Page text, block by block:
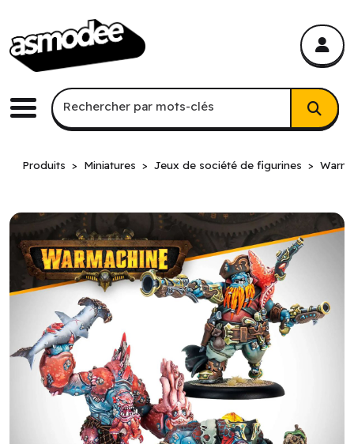
Menu
Recherche par mots-clés
Rechercher par mots-clés
Produits Miniatures Jeux de société de figurines